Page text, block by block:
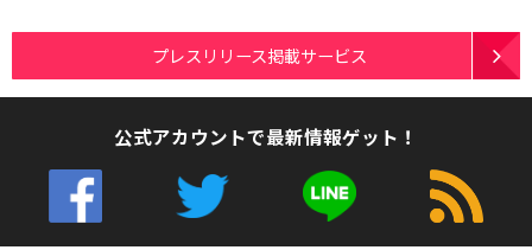
プレスリリース掲載サービス
公式アカウントで最新情報ゲット！